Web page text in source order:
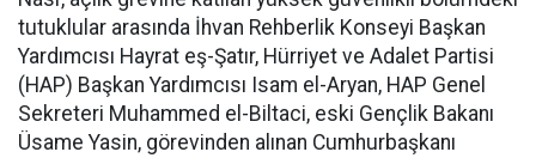
tutuklular arasında İhvan Rehberlik Konseyi Başkan
Yardımcısı Hayrat eş-Şatır, Hürriyet ve Adalet Partisi
(HAP) Başkan Yardımcısı Isam el-Aryan, HAP Genel
Sekreteri Muhammed el-Biltaci, eski Gençlik Bakanı
Üsame Yasin, görevinden alınan Cumhurbaşkanı